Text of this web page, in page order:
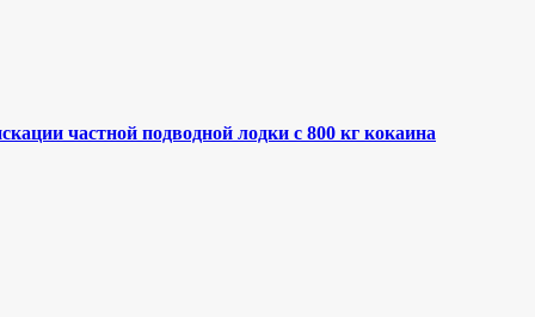
частной подводной лодки с 800 кг кокаина